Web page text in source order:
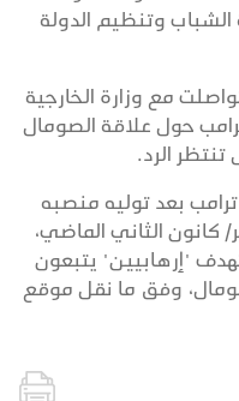
وتنظيم الدولة
مع وزارة الخارجية
حول علاقة الصومال
تنتظر الرد.
بعد توليه منصبه
كانون الثاني الماضي،
"إرهابيين" يتبعون
وفق ما نقل موقع